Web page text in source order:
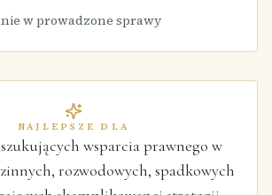
w prowadzone sprawy
NAJLEPSZE DLA
wsparcia prawnego w
rozwodowych, spadkowych